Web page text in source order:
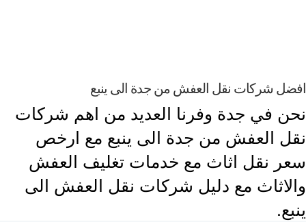
شركات نقل العفش من جدة الى ينبع
في جدة وفرنا العديد من اهم شركات
العفش من جدة الى ينبع مع ارخص
نقل اثاث مع خدمات تغليف العفش
مع دليل شركات نقل العفش الى